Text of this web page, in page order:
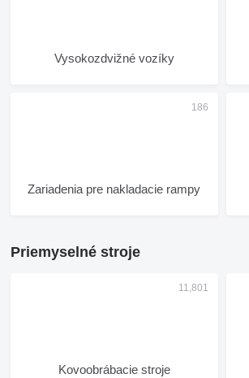
Vysokozdvižné vozíky
Zariadenia pre nakladacie rampy
Priemyselné stroje
Kovoobrábacie stroje